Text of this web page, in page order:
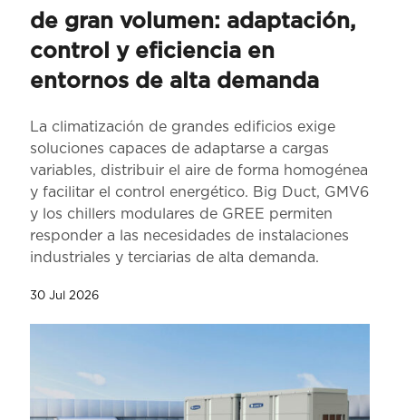
de gran volumen: adaptación,
control y eficiencia en
entornos de alta demanda
La climatización de grandes edificios exige
soluciones capaces de adaptarse a cargas
variables, distribuir el aire de forma homogénea
y facilitar el control energético. Big Duct, GMV6
y los chillers modulares de GREE permiten
responder a las necesidades de instalaciones
industriales y terciarias de alta demanda.
30 Jul 2026